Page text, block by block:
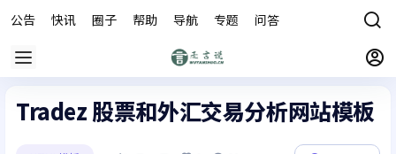
公告 快讯 圈子 帮助 导航 专题 问答
Tradez 股票和外汇交易分析网站模板